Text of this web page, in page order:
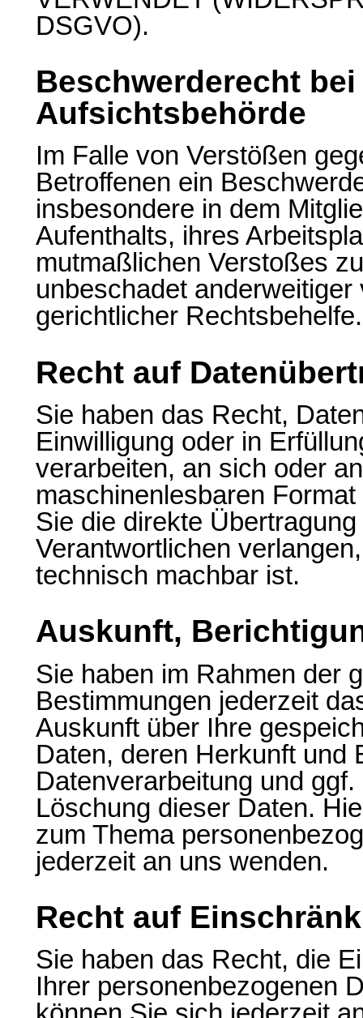
DSGVO).
Beschwerderecht
Aufsichtsbehörde
Im Falle von Verstößen
Betroffenen ein
insbesondere in dem
Aufenthalts, ihres
mutmaßlichen Verstoßes
unbeschadet
gerichtlicher Rechtsbehelfe.
Recht auf
Sie haben das Recht,
Einwilligung oder in
verarbeiten, an sich oder
maschinenlesbaren
Sie die direkte
Verantwortlichen
technisch machbar ist.
Auskunft,
Sie haben im Rahmen der
Bestimmungen jederzeit
Auskunft über Ihre
Daten, deren Herkunft und
Datenverarbeitung und
Löschung dieser Daten.
zum Thema
jederzeit an uns wenden.
Recht auf
Sie haben das Recht, die
Ihrer personenbezogenen